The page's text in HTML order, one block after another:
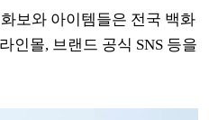
보와 아이템들은 전국 백화
인몰, 브랜드 공식 SNS 등을